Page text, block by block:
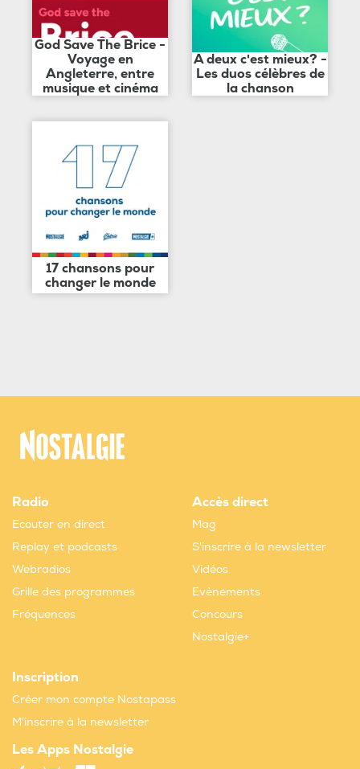
God Save The Brice -
Voyage en
Angleterre, entre
musique et cinéma
A deux c'est mieux? -
Les duos célèbres de
la chanson
17 chansons pour
changer le monde
Radio
Ecouter en direct
Replay et podcasts
Webradios
Grille des programmes
Fréquences
Accès direct
Mag
S'inscrire à la newsletter
Vidéos
Evènements
Concours
Nostalgie+
Inscription
Créer mon compte Nostapass
M'inscrire à la newsletter
Les Apps Nostalgie